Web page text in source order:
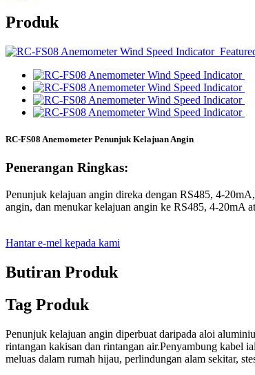
Produk
RC-FS08 Anemometer Penunjuk Kelajuan Angin
Penerangan Ringkas:
Penunjuk kelajuan angin direka dengan RS485, 4-
angin, dan menukar kelajuan angin ke RS485, 4-20mA
Hantar e-mel kepada kami
Butiran Produk
Tag Produk
Penunjuk kelajuan angin diperbuat daripada aloi
rintangan kakisan dan rintangan air.Penyambung kabel
meluas dalam rumah hijau, perlindungan alam sekitar,